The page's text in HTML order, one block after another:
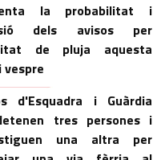
la probabilitat i
dels avisos per
de pluja aquesta
d'Esquadra i Guàrdia
tres persones i
una altra per